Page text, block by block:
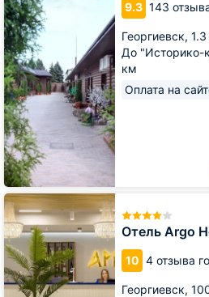
9.3 143
Георгиевск,
До "Историко-
км
Оплата на
Отель Argo
10 4 отзыва
Георгиевск,
Отель
Argo
Hotel
&
Spa